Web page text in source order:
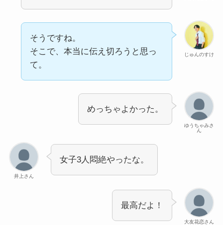
じゅんのすけ
そうですね。
そこで、本当に伝え切ろうと思っ
て。
ゆうちゃみさ
ん
めっちゃよかった。
井上さん
女子3人悶絶やったな。
大友花恋さん
最高だよ！